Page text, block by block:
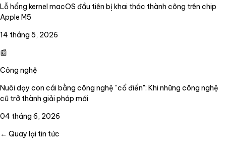
Lỗ hổng kernel macOS đầu tiên bị khai thác thành công trên chip
Apple M5
14 tháng 5, 2026
📰
Công nghệ
Nuôi dạy con cái bằng công nghệ "cổ điển": Khi những công nghệ
cũ trở thành giải pháp mới
04 tháng 6, 2026
← Quay lại tin tức